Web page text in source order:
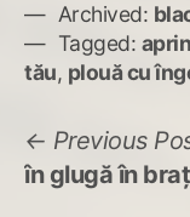
Archived:
Tagged:
tău, plouă cu
Navigare
în
Previous
în glugă în